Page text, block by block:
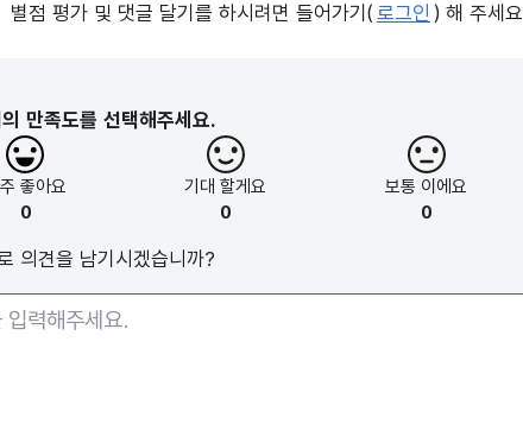
별점 평가 및 댓글 달기를 하시려면 들어가기( 로그인 ) 해 주세
만족도를 선택해주세요.
좋아요
0
기대할게요
0
보통 이에요
0
의견을 남기시겠습니까?